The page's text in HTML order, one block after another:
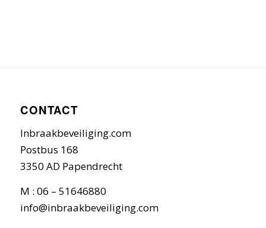
CONTACT
Inbraakbeveiliging.com
Postbus 168
3350 AD Papendrecht
M : 06 – 51646880
info@inbraakbeveiliging.com